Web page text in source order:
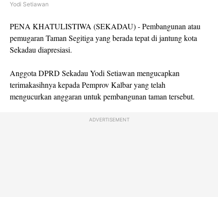
Yodi Setiawan
PENA KHATULISTIWA (SEKADAU) - Pembangunan atau
pemugaran Taman Segitiga yang berada tepat di jantung kota
Sekadau diapresiasi.
Anggota DPRD Sekadau Yodi Setiawan mengucapkan
terimakasihnya kepada Pemprov Kalbar yang telah
mengucurkan anggaran untuk pembangunan taman tersebut.
ADVERTISEMENT